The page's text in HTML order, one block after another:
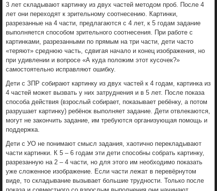
3 лет складывают картинку из двух частей методом проб. После 4
лет они переходят к зрительному соотнесению. Картинки,
разрезанные на 4 части, предлагаются с 4 лет, к 5 годам задание
выполняется способом зрительного соотнесения. При работе с
картинками, разрезанными по прямым на три части, дети часто
«теряют» среднюю часть, сдвигая начало и конец изображения, но
при удивлении и вопросе «А куда положим этот кусочек?»
самостоятельно исправляют ошибку.
Дети с ЗПР собирают картинку из двух частей к 4 годам, картинка из
4 частей может вызвать у них затруднения и в 5 лет. После показа
способа действия (взрослый собирает, показывает ребёнку, а потом
разрушает картинку) ребёнок выполняет задание. Дети отвлекаются,
могут не закончить задание, им требуются организующая помощь и
поддержка.
Дети с УО не понимают смысл задания, хаотично перекладывают
части картинки. К 5 – 6 годам эти дети способны собрать картинку,
разрезанную на 2 – 4 части, но для этого им необходимо показать
уже сложенное изображение. Если части лежат в перевёрнутом
виде, то складывание вызывает большие трудности. Только после